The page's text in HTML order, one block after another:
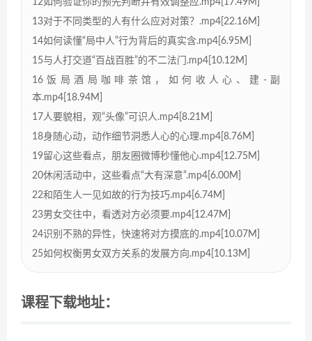
12如何验证你的预先判断并有效调整应.mp4[17.49M]
13对于不同类型的人有什么应对对策？.mp4[22.16M]
14如何读懂“局中人”行为背后的真实含.mp4[6.95M]
15与人打交道“百战百胜”的不二法门.mp4[10.12M]
16饭局酒局咖啡茶馆，如何收人心、建-副
本.mp4[18.94M]
17人要貌相，观“头像”可识人.mp4[8.21M]
18身随心动，动作细节洞悉人心的心理.mp4[8.76M]
19留心这些看点，朋友圈微博秒懂他心.mp4[12.75M]
20休闲活动中，这些看点“大有深意”.mp4[6.00M]
22和陌生人一见如故的行为技巧.mp4[6.74M]
23男女交往中，看透对方必须要.mp4[12.47M]
24识别不熟的异性，快速将对方摸底的.mp4[10.07M]
25如何权衡男女双方关系的发展方向.mp4[10.13M]
课程下载地址：